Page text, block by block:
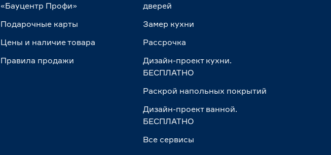
«Бауцентр Профи»
Подарочные карты
Цены и наличие товара
Правила продажи
дверей
Замер кухни
Рассрочка
Дизайн-проект кухни.
БЕСПЛАТНО
Раскрой напольных покрытий
Дизайн-проект ванной.
БЕСПЛАТНО
Все сервисы